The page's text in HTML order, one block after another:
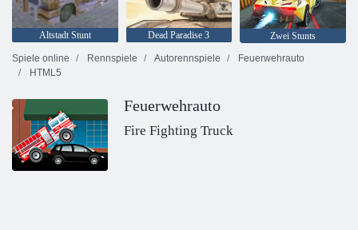
Altstadt Stunt Dead Paradise 3
Zwei Stunts
Spiele online
Rennspiele Autorennspiele
Feuerwehrauto
HTML5
Feuerwehrauto
Fire Fighting Truck